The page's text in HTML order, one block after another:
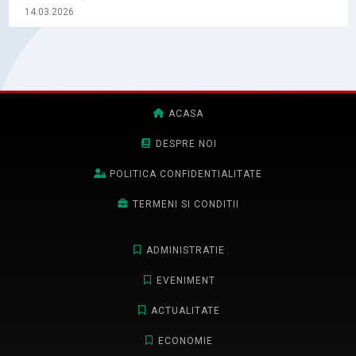
14.03.2026
ACASA
DESPRE NOI
POLITICA CONFIDENTIALITATE
TERMENI SI CONDITII
ADMINISTRATIE
EVENIMENT
ACTUALITATE
ECONOMIE